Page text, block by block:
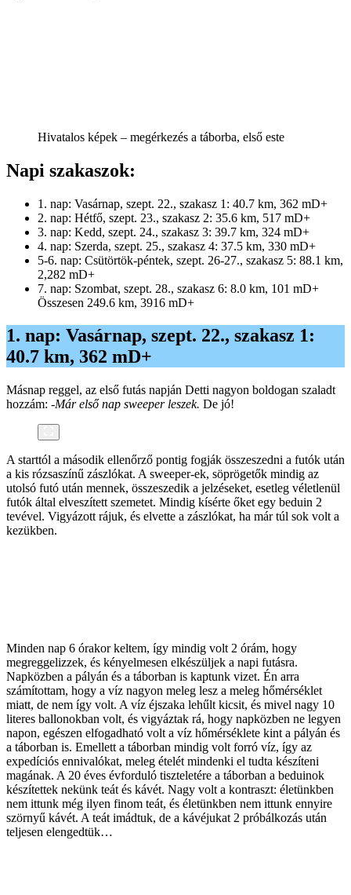
Hivatalos képek – megérkezés a táborba, első este
Napi szakaszok:
1. nap: Vasárnap, szept. 22., szakasz 1: 40.7 km, 362 mD+
2. nap: Hétfő, szept. 23., szakasz 2: 35.6 km, 517 mD+
3. nap: Kedd, szept. 24., szakasz 3: 39.7 km, 324 mD+
4. nap: Szerda, szept. 25., szakasz 4: 37.5 km, 330 mD+
5-6. nap: Csütörtök-péntek, szept. 26-27., szakasz 5: 88.1 km,
2,282 mD+
7. nap: Szombat, szept. 28., szakasz 6: 8.0 km, 101 mD+
Összesen 249.6 km, 3916 mD+
1. nap: Vasárnap, szept. 22., szakasz 1:
40.7 km, 362 mD+
Másnap reggel, az első futás napján Detti nagyon boldogan szaladt
hozzám: -Már első nap sweeper leszek. De jó!
A starttól a második ellenőrző pontig fogják összeszedni a futók után
a kis rózsaszínű zászlókat. A sweeper-ek, söprögetők mindig az
utolsó futó után mennek, összeszedik a jelzéseket, esetleg véletlenül
futók által elveszített szemetet. Mindig kísérte őket egy beduin 2
tevével. Vigyázott rájuk, és elvette a zászlókat, ha már túl sok volt a
kezükben.
Minden nap 6 órakor keltem, így mindig volt 2 órám, hogy
megreggelizzek, és kényelmesen elkészüljek a napi futásra.
Napközben a pályán és a táborban is kaptunk vizet. Én arra
számítottam, hogy a víz nagyon meleg lesz a meleg hőmérséklet
miatt, de nem így volt. A víz éjszaka lehűlt kicsit, és mivel nagy 10
literes ballonokban volt, és vigyáztak rá, hogy napközben ne legyen
napon, egészen elfogadható volt a víz hőmérséklete kint a pályán és
a táborban is. Emellett a táborban mindig volt forró víz, így az
expedíciós ennivalókat, meleg ételét mindenki el tudta készíteni
magának. A 20 éves évforduló tiszteletére a táborban a beduinok
készítettek nekünk teát és kávét. Nagy volt a kontraszt: életünkben
nem ittunk még ilyen finom teát, és életünkben nem ittunk ennyire
szörnyű kávét. A teát imádtuk, de a kávéjukat 2 próbálkozás után
teljesen elengedtük…